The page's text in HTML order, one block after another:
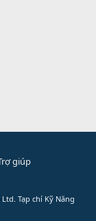
giúp
Ltd. Tạp chí Kỹ Năng